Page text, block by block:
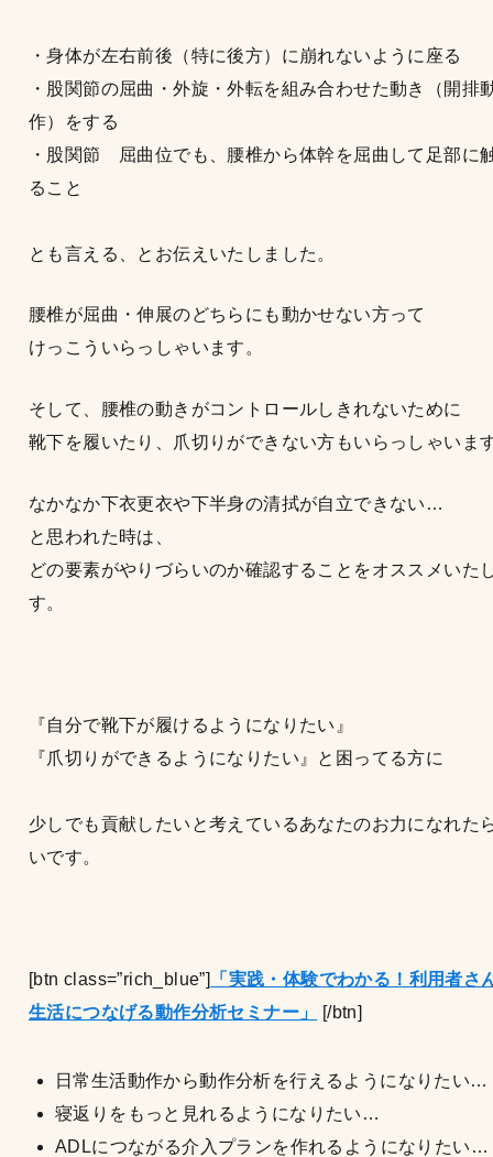
・身体が左右前後（特に後方）に崩れないように座る
・股関節の屈曲・外旋・外転を組み合わせた動き（開排
作）をする
・股関節 屈曲位でも、腰椎から体幹を屈曲して足部に
ること
とも言える、とお伝えいたしました。
腰椎が屈曲・伸展のどちらにも動かせない方って
けっこういらっしゃいます。
そして、腰椎の動きがコントロールしきれないために
靴下を履いたり、爪切りができない方もいらっしゃいま
なかなか下衣更衣や下半身の清拭が自立できない…
と思われた時は、
どの要素がやりづらいのか確認することをオススメいた
す。
『自分で靴下が履けるようになりたい』
『爪切りができるようになりたい』と困ってる方に
少しでも貢献したいと考えているあなたのお力になれた
いです。
[btn class=”rich_blue”]
「実践・体験でわかる！利用者さ
生活につなげる動作分析セミナー」
[/btn]
日常生活動作から動作分析を行えるようになりたい…
寝返りをもっと見れるようになりたい…
ADLにつながる介入プランを作れるようになりたい…